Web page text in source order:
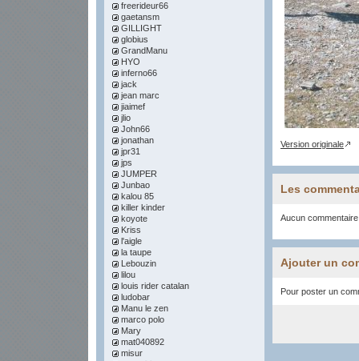
freerideur66
gaetansm
GILLIGHT
globius
GrandManu
HYO
inferno66
jack
jean marc
jiaimef
jlio
John66
jonathan
jpr31
jps
JUMPER
Junbao
kalou 85
killer kinder
koyote
Kriss
l'aigle
la taupe
Lebouzin
lilou
louis rider catalan
ludobar
Manu le zen
marco polo
Mary
mat040892
misur
Version originale
Les
Aucun
Ajouter un
Pour poster un